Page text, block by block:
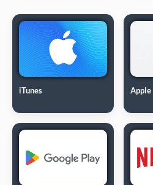
iTunes Apple